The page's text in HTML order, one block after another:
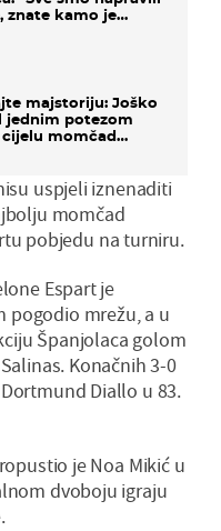
znate kamo je
majstoriju: Joško
jednim potezom
momčad
uspjeli iznenaditi
momčad
pobjedu na turniru.
Espart je
pogodio mrežu, a u
Španjolaca golom
Konačnih 3-0
Diallo u 83.
je Noa Mikić u
dvoboju igraju